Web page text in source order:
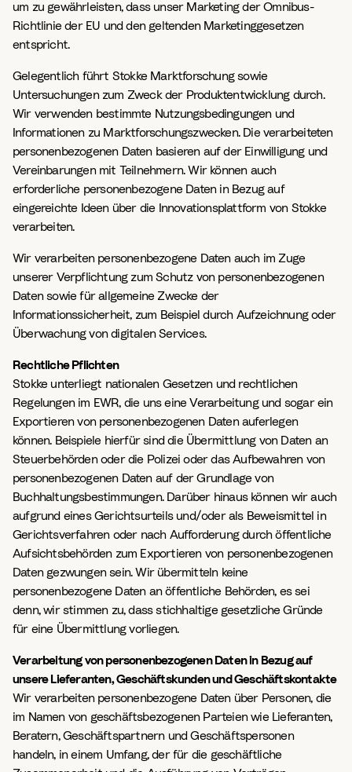
um zu gewährleisten, dass unser Marketing der Omnibus-
Richtlinie der EU und den geltenden Marketinggesetzen
entspricht.
Gelegentlich führt Stokke Marktforschung sowie
Untersuchungen zum Zweck der Produktentwicklung durch.
Wir verwenden bestimmte Nutzungsbedingungen und
Informationen zu Marktforschungszwecken. Die verarbeiteten
personenbezogenen Daten basieren auf der Einwilligung und
Vereinbarungen mit Teilnehmern. Wir können auch
erforderliche personenbezogene Daten in Bezug auf
eingereichte Ideen über die Innovationsplattform von Stokke
verarbeiten.
Wir verarbeiten personenbezogene Daten auch im Zuge
unserer Verpflichtung zum Schutz von personenbezogenen
Daten sowie für allgemeine Zwecke der
Informationssicherheit, zum Beispiel durch Aufzeichnung oder
Überwachung von digitalen Services.
Rechtliche Pflichten
Stokke unterliegt nationalen Gesetzen und rechtlichen
Regelungen im EWR, die uns eine Verarbeitung und sogar ein
Exportieren von personenbezogenen Daten auferlegen
können. Beispiele hierfür sind die Übermittlung von Daten an
Steuerbehörden oder die Polizei oder das Aufbewahren von
personenbezogenen Daten auf der Grundlage von
Buchhaltungsbestimmungen. Darüber hinaus können wir auch
aufgrund eines Gerichtsurteils und/oder als Beweismittel in
Gerichtsverfahren oder nach Aufforderung durch öffentliche
Aufsichtsbehörden zum Exportieren von personenbezogenen
Daten gezwungen sein. Wir übermitteln keine
personenbezogene Daten an öffentliche Behörden, es sei
denn, wir stimmen zu, dass stichhaltige gesetzliche Gründe
für eine Übermittlung vorliegen.
Verarbeitung von personenbezogenen Daten in Bezug auf
unsere Lieferanten, Geschäftskunden und Geschäftskontakte
Wir verarbeiten personenbezogene Daten über Personen, die
im Namen von geschäftsbezogenen Parteien wie Lieferanten,
Beratern, Geschäftspartnern und Geschäftspersonen
handeln, in einem Umfang, der für die geschäftliche